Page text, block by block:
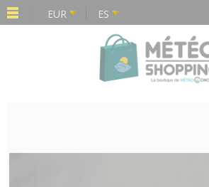
EUR ES
Panel de gestión de cookies